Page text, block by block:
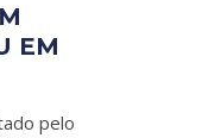
EM
pelo